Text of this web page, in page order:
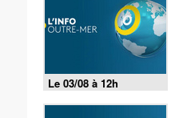
Le 03/08 à 12h